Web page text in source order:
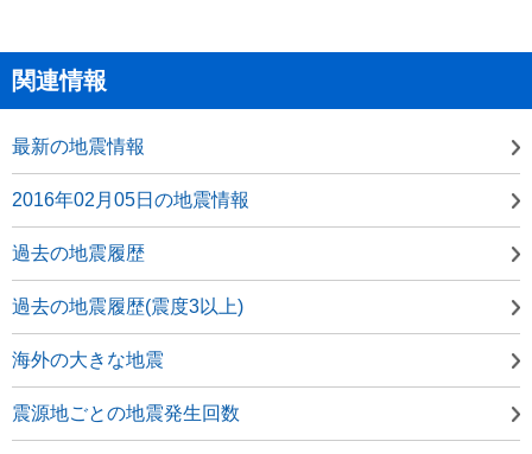
関連情報
最新の地震情報
2016年02月05日の地震情報
過去の地震履歴
過去の地震履歴(震度3以上)
海外の大きな地震
震源地ごとの地震発生回数